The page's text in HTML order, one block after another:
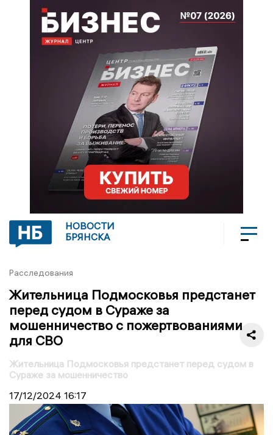
НОВОСТИ
БРЯНСКА
Расследования
Жительница Подмосковья предстанет
перед судом в Сураже за
мошенничество с пожертвованиями
для СВО
Жительница Подмосковья предстанет перед судом в
Сураже за мошенничество
17/12/2024 16:17